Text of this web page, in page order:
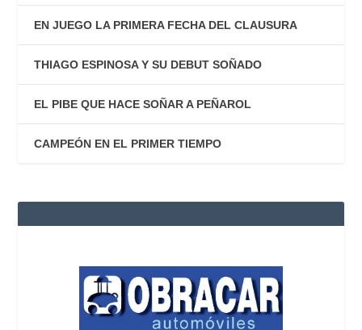
EN JUEGO LA PRIMERA FECHA DEL CLAUSURA
THIAGO ESPINOSA Y SU DEBUT SOÑADO
EL PIBE QUE HACE SOÑAR A PEÑAROL
CAMPEÓN EN EL PRIMER TIEMPO